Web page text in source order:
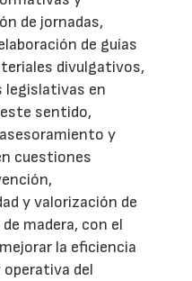
de jornadas,
de guías
divulgativos,
legislativas en
sentido,
y
cuestiones
y valorización de
madera, con el
la eficiencia
del